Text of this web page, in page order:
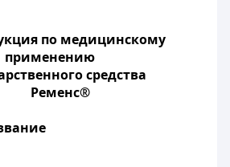
по медицинскому
применению
средства
Ременс®